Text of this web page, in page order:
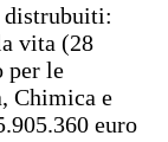
distrubuiti:
vita (28
per le
Chimica e
euro